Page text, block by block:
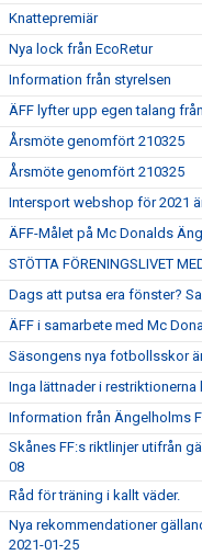
Knattepremiär
Nya lock från EcoRetur
Information från styrelsen
ÄFF lyfter upp egen talang
Årsmöte genomfört 210325
Årsmöte genomfört 210325
Intersport webshop för 2021
ÄFF-Målet på Mc Donalds
STÖTTA FÖRENINGSLIVET
Dags att putsa era fönster?
ÄFF i samarbete med Mc
Säsongens nya fotbollsskor
Inga lättnader i restriktionerna
Information från Ängelholms
Skånes FF:s riktlinjer utifrån
08
Råd för träning i kallt väder.
Nya rekommendationer
2021-01-25